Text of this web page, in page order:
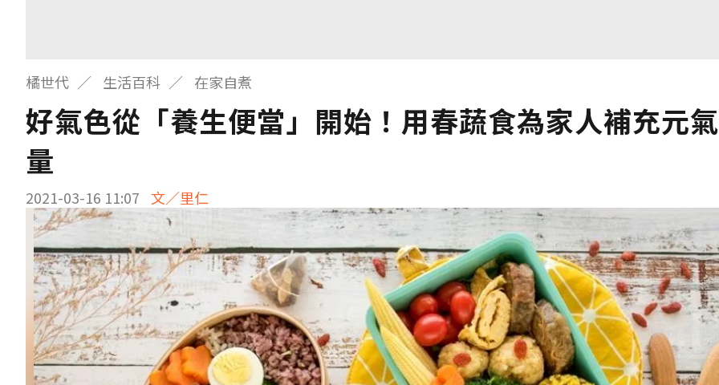
橘世代 生活百科 在家自煮
好氣色從「養生便當」開始！用春蔬食為家人補充元
量
2021-03-16 11:07 文／里仁